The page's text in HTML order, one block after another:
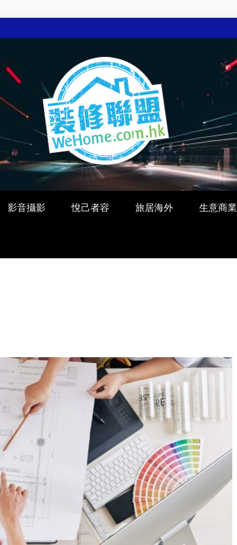
影音攝影 悅己者容 旅居海外 生意商業